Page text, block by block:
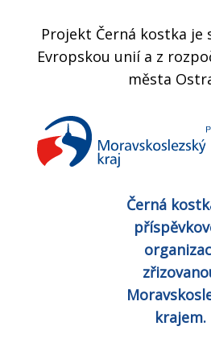
Projekt Černá kostka je
Evropskou unií a z
města
Černá
krajem.